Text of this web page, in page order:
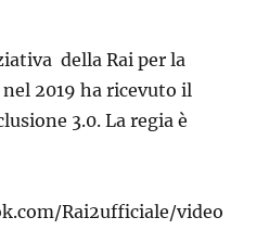
della Rai per la
2019 ha ricevuto il
3.0. La regia è
Rai2ufficiale/video